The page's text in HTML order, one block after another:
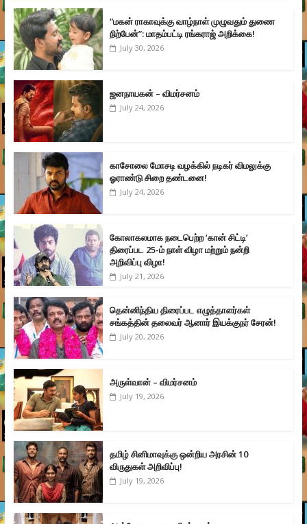
“மகன் ராகாவுக்கு வாழ்நாள் முழுவதும் துணை
நிற்பேன்”: மாதம்பட்டி ரங்கராஜ் அறிக்கை!
July 30, 2026
ஜனநாயகன் – விமர்சனம்
July 24, 2026
காசோலை மோசடி வழக்கில் நடிகர் விமலுக்கு
ஓராண்டு சிறை தண்டனை!
July 24, 2026
கோலாகலமாக நடைபெற்ற ‘கான் சிட்டி’
திரைப்பட 25-ம் நாள் விழா மற்றும் நன்றி
அறிவிப்பு விழா!
July 21, 2026
தென்னிந்திய திரைப்பட எழுத்தாளர்கள்
சங்கத்தின் தலைவர் ஆனார் இயக்குநர் சேரன்!
July 20, 2026
அருள்வான் – விமர்சனம்
July 19, 2026
தமிழ் சினிமாவுக்கு ஒன்றிய அரசின் 10
விருதுகள் அறிவிப்பு!
July 19, 2026